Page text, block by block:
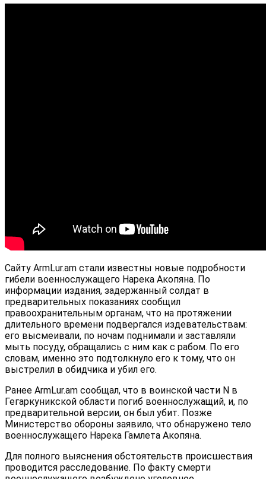
Сайту ArmLur.am стали известны новые подробности
гибели военнослужащего Нарека Акопяна. По
информации издания, задержанный солдат в
предварительных показаниях сообщил
правоохранительным органам, что на протяжении
длительного времени подвергался издевательствам:
его высмеивали, по ночам поднимали и заставляли
мыть посуду, обращались с ним как с рабом. По его
словам, именно это подтолкнуло его к тому, что он
выстрелил в обидчика и убил его.
Ранее ArmLur.am сообщал, что в воинской части N в
Гегаркуникской области погиб военнослужащий, и, по
предварительной версии, он был убит. Позже
Министерство обороны заявило, что обнаружено тело
военнослужащего Нарека Гамлета Акопяна.
Для полного выяснения обстоятельств происшествия
проводится расследование. По факту смерти